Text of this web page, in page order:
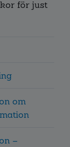
för just
om
–